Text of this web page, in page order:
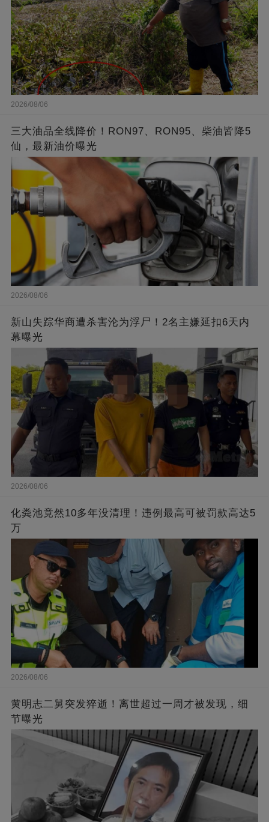
2026/08/06
三大油品全线降价！RON97、RON95、柴油皆降5
仙，最新油价曝光
2026/08/06
新山失踪华商遭杀害沦为浮尸！2名主嫌延扣6天内
幕曝光
2026/08/06
化粪池竟然10多年没清理！违例最高可被罚款高达5
万
2026/08/06
黄明志二舅突发猝逝！离世超过一周才被发现，细
节曝光